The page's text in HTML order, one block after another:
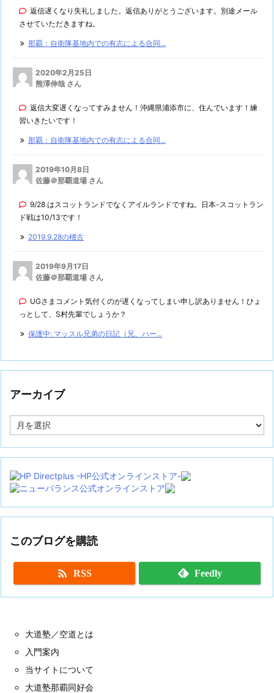
返信遅くなり失礼しました。返信ありがとうございます。別途メール
させていただきますね。
那覇：自衛隊基地内での有志による合同...
2020年2月25日
熊澤伸哉 さん
返信大変遅くなってすみません！沖縄県浦添市に、住んでいます！練
習いきたいです！
那覇：自衛隊基地内での有志による合同...
2019年10月8日
佐藤＠那覇道場 さん
9/28 はスコットランドでなくアイルランドですね。日本-スコットラン
ド戦は10/13です！
2019.9.28の稽古
2019年9月17日
佐藤＠那覇道場 さん
UGさまコメント気付くのが遅くなってしまい申し訳ありません！ひょ
っとして、S村先輩でしょうか？
保護中: マッスル兄弟の日記（兄、ハー...
アーカイブ
ー
イ
このブログを購読
 RSS Feedly
大道塾／空道とは
入門案内
当サイトについて
大道塾那覇同好会